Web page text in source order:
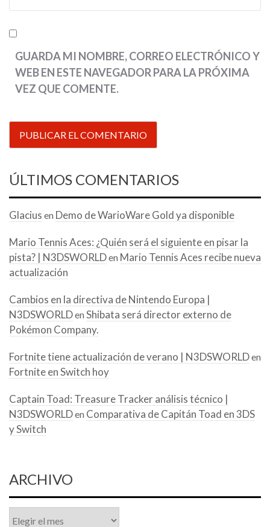
GUARDA MI NOMBRE, CORREO ELECTRÓNICO Y
WEB EN ESTE NAVEGADOR PARA LA PRÓXIMA
VEZ QUE COMENTE.
ÚLTIMOS COMENTARIOS
Glacius en Demo de WarioWare Gold ya disponible
Mario Tennis Aces: ¿Quién será el siguiente en pisar la
pista? | N3DSWORLDen Mario Tennis Aces recibe nueva
actualización
Cambios en la directiva de Nintendo Europa |
N3DSWORLDen Shibata será director externo de
Pokémon Company.
Fortnite tiene actualización de verano | N3DSWORLDen
Fortnite en Switch hoy
Captain Toad: Treasure Tracker análisis técnico |
N3DSWORLDen Comparativa de Capitán Toad en 3DS
y Switch
ARCHIVO